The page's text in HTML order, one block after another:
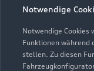
Notwendige
Notwendige Cookies
Funktionen während
stellen. Zu diesen
Zur Reparatur